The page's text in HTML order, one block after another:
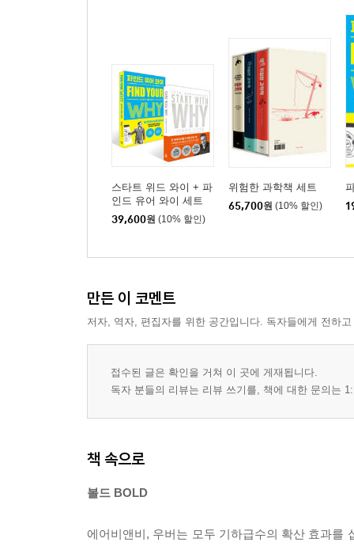
스타트 위드 와이 + 파
인드 유어 와이 세트
39,600원 (10% 할인)
위험한 과학책 세트
65,700원 (10% 할인)
만든 이 코멘트
저자, 역자, 편집자를 위한 공간입니다. 독자들에게 전하
접수된 글은 확인을 거쳐 이 곳에 게재됩니다.
독자 분들의 리뷰는 리뷰 쓰기를, 책에 대한 문의는
책 속으로
볼드 BOLD
에어비앤비, 우버는 모두 기하급수의 확산 효과를